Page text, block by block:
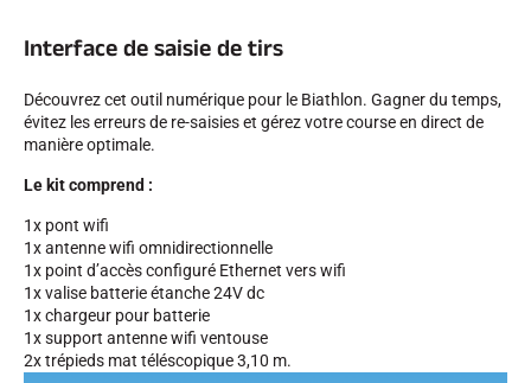
Interface de saisie de tirs
Découvrez cet outil numérique pour le Biathlon. Gagner du temps,
évitez les erreurs de re-saisies et gérez votre course en direct de
manière optimale.
Le kit comprend :
1x pont wifi
1x antenne wifi omnidirectionnelle
1x point d’accès configuré Ethernet vers wifi
1x valise batterie étanche 24V dc
1x chargeur pour batterie
1x support antenne wifi ventouse
2x trépieds mat téléscopique 3,10 m.